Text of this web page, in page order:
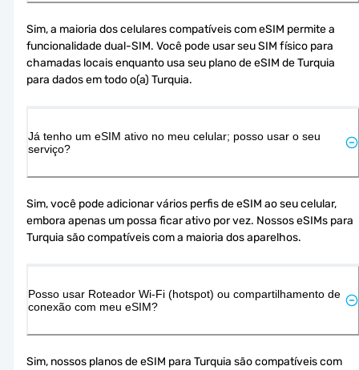
Sim, a maioria dos celulares compatíveis com eSIM permite a
funcionalidade dual-SIM. Você pode usar seu SIM físico para
chamadas locais enquanto usa seu plano de eSIM de Turquia
para dados em todo o(a) Turquia.
Já tenho um eSIM ativo no meu celular; posso usar o seu
serviço?
Sim, você pode adicionar vários perfis de eSIM ao seu celular,
embora apenas um possa ficar ativo por vez. Nossos eSIMs para
Turquia são compatíveis com a maioria dos aparelhos.
Posso usar Roteador Wi-Fi (hotspot) ou compartilhamento de
conexão com meu eSIM?
Sim, nossos planos de eSIM para Turquia são compatíveis com